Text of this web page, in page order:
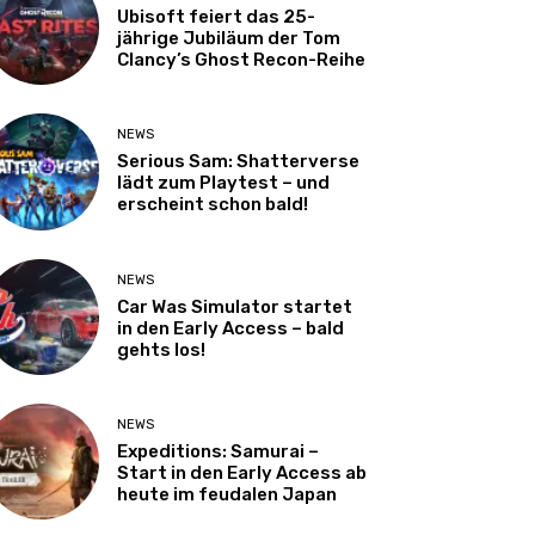
Ubisoft feiert das 25-
jährige Jubiläum der Tom
Clancy’s Ghost Recon-Reihe
NEWS
Serious Sam: Shatterverse
lädt zum Playtest – und
erscheint schon bald!
NEWS
Car Was Simulator startet
in den Early Access – bald
gehts los!
NEWS
Expeditions: Samurai –
Start in den Early Access ab
heute im feudalen Japan